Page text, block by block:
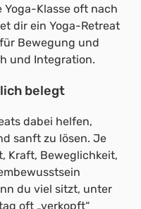
Klasse oft nach
dir ein Yoga-Retreat
Bewegung und
und Integration.
belegt
dabei helfen,
sanft zu lösen. Je
Kraft, Beweglichkeit,
du viel sitzt, unter
oft „verkopft“